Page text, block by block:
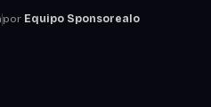
por Equipo Sponsorealo